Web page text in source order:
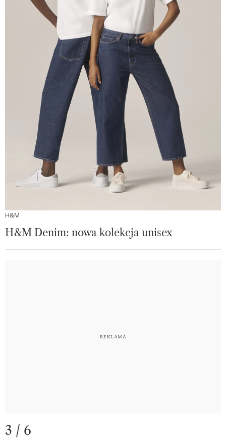
H&M
H&M Denim: nowa kolekcja unisex
3 / 6